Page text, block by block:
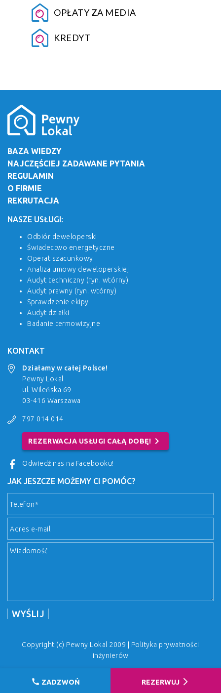
OPŁATY ZA MEDIA
KREDYT
BAZA WIEDZY
NAJCZĘŚCIEJ ZADAWANE PYTANIA
REGULAMIN
O FIRMIE
REKRUTACJA
NASZE USŁUGI:
Odbiór deweloperski
Świadectwo energetyczne
Operat szacunkowy
Analiza umowy deweloperskiej
Audyt techniczny (ryn. wtórny)
Audyt prawny (ryn. wtórny)
Sprawdzenie ekipy
Audyt działki
Badanie termowizyjne
KONTAKT
Działamy w całej Polsce!
Pewny Lokal
ul. Wileńska 69
03-416 Warszawa
797 014 014
REZERWACJA USŁUGI CAŁĄ DOBĘ! chevron_right
Odwiedź nas na Facebooku!
JAK JESZCZE MOŻEMY CI POMÓC?
Copyright (c) Pewny Lokal 2009 | Polityka prywatności
inżynierów
call ZADZWOŃ REZERWUJ arrow_forward_ios